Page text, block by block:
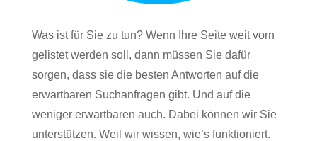
Was ist für Sie zu tun? Wenn Ihre Seite weit vorn
gelistet werden soll, dann müssen Sie dafür
sorgen, dass sie die besten Antworten auf die
erwartbaren Suchanfragen gibt. Und auf die
weniger erwartbaren auch. Dabei können wir Sie
unterstützen. Weil wir wissen, wie’s funktioniert.